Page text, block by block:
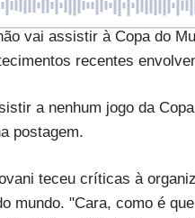
vai assistir à Copa do
recentes
a nenhum jogo da
postagem.
teceu críticas à
mundo. "Cara, como é